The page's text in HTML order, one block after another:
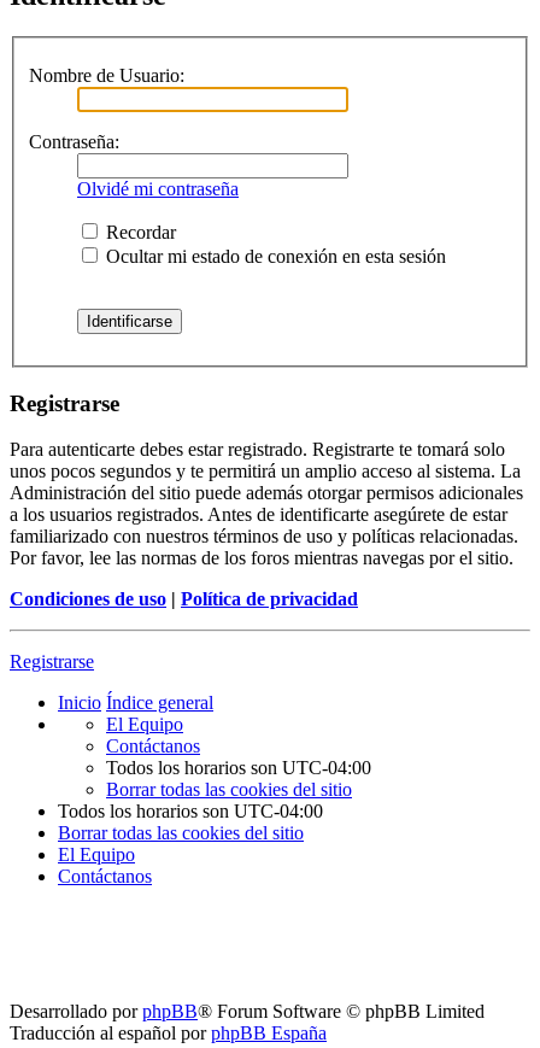
Nombre de Usuario:
Contraseña:
Olvidé mi contraseña
Recordar
Ocultar mi estado de conexión en esta sesión
Registrarse
Para autenticarte debes estar registrado. Registrarte te tomará solo
unos pocos segundos y te permitirá un amplio acceso al sistema. La
Administración del sitio puede además otorgar permisos adicionales
a los usuarios registrados. Antes de identificarte asegúrete de estar
familiarizado con nuestros términos de uso y políticas relacionadas.
Por favor, lee las normas de los foros mientras navegas por el sitio.
Condiciones de uso | Política de privacidad
Registrarse
Inicio Índice general
El Equipo
Contáctanos
Todos los horarios son UTC-04:00
Borrar todas las cookies del sitio
Todos los horarios son UTC-04:00
Borrar todas las cookies del sitio
El Equipo
Contáctanos
Desarrollado porphpBB® Forum Software © phpBB Limited
Traducción al español porphpBB España